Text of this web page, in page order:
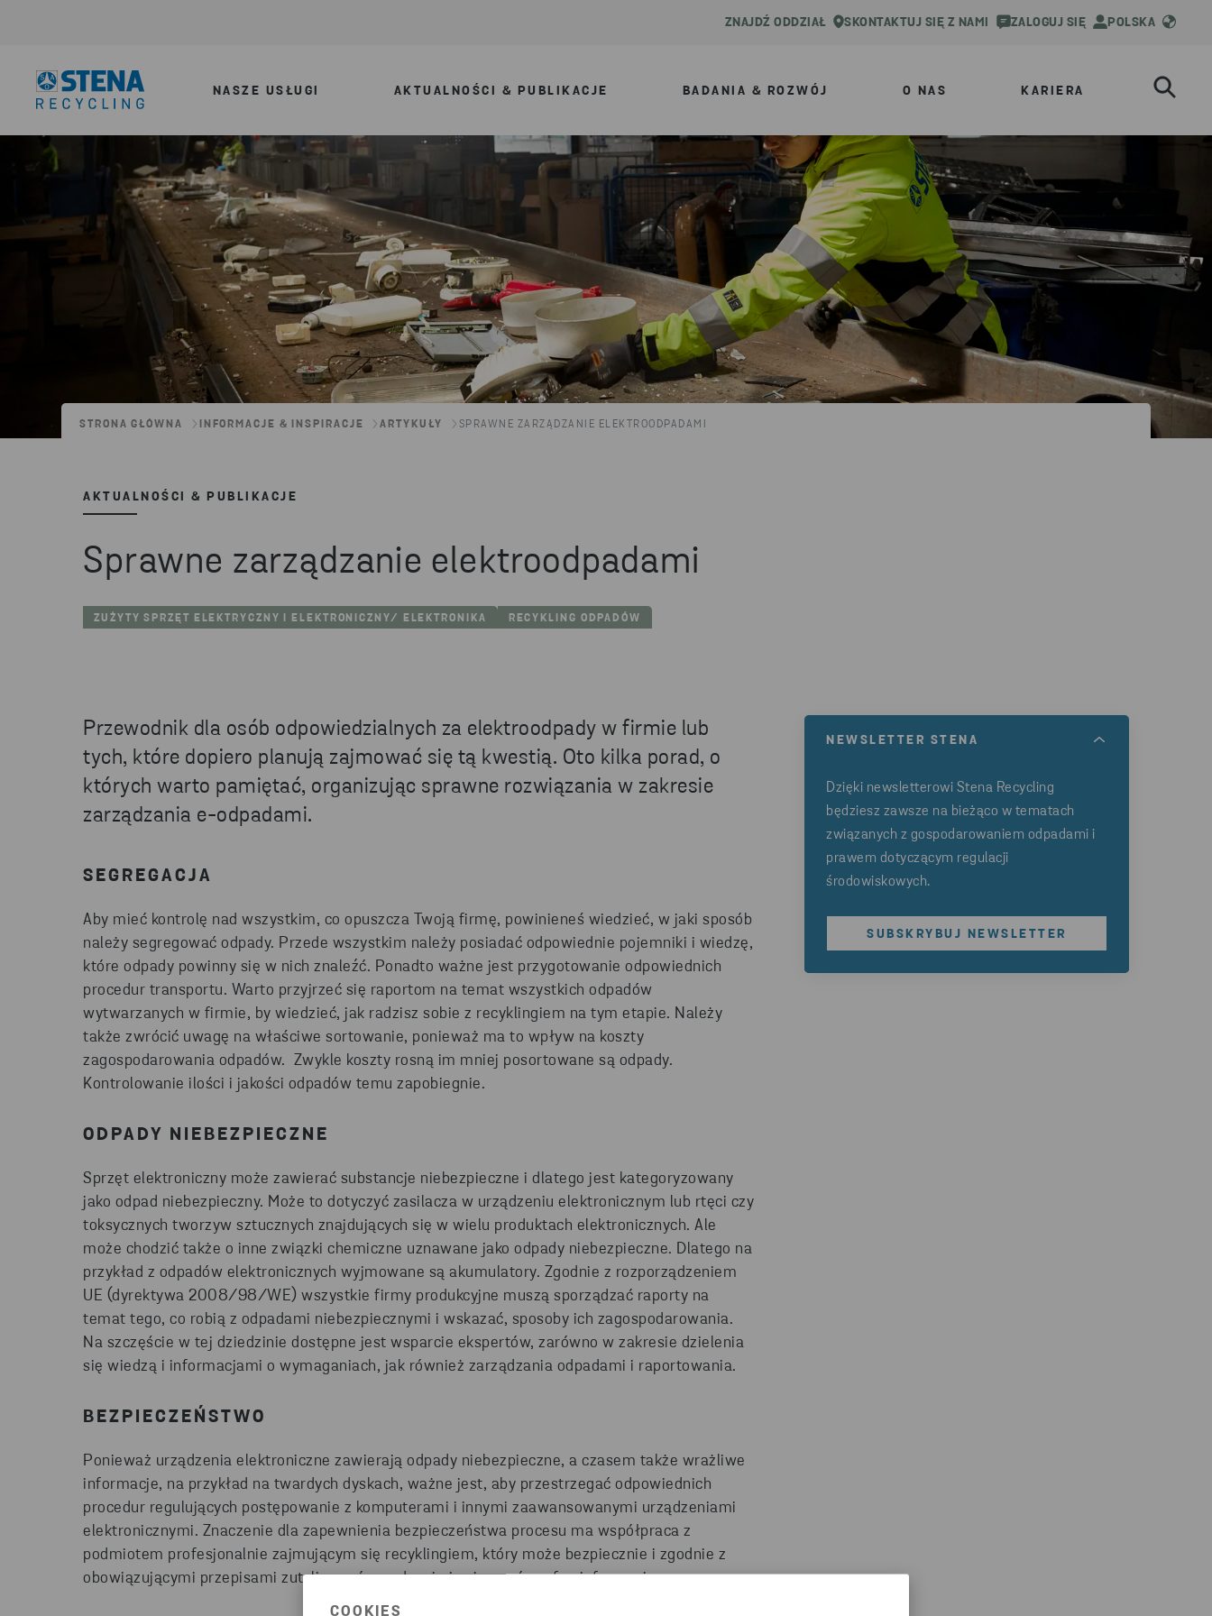
COOKIES
ZNAJDŹ ODDZIAŁ SKONTAKTUJ SIĘ Z NAMI ZALOGUJ SIĘ POLSKA
NASZE USŁUGI AKTUALNOŚCI & PUBLIKACJE BADANIA & ROZWÓJ O NAS KARIERA
STRONA GŁÓWNA INFORMACJE & INSPIRACJE ARTYKUŁY SPRAWNE ZARZĄDZANIE ELEKTROODPADAMI
AKTUALNOŚCI & PUBLIKACJE
Sprawne zarządzanie elektroodpadami
ZUŻYTY SPRZĘT ELEKTRYCZNY I ELEKTRONICZNY/ ELEKTRONIKA RECYKLING ODPADÓW
Przewodnik dla osób odpowiedzialnych za elektroodpady w firmie lub
tych, które dopiero planują zajmować się tą kwestią. Oto kilka porad, o
których warto pamiętać, organizując sprawne rozwiązania w zakresie
zarządzania e-odpadami.
SEGREGACJA
Aby mieć kontrolę nad wszystkim, co opuszcza Twoją firmę, powinieneś wiedzieć, w jaki sposób
należy segregować odpady. Przede wszystkim należy posiadać odpowiednie pojemniki i wiedzę,
które odpady powinny się w nich znaleźć. Ponadto ważne jest przygotowanie odpowiednich
procedur transportu. Warto przyjrzeć się raportom na temat wszystkich odpadów
wytwarzanych w firmie, by wiedzieć, jak radzisz sobie z recyklingiem na tym etapie. Należy
także zwrócić uwagę na właściwe sortowanie, ponieważ ma to wpływ na koszty
zagospodarowania odpadów. Zwykle koszty rosną im mniej posortowane są odpady.
Kontrolowanie ilości i jakości odpadów temu zapobiegnie.
ODPADY NIEBEZPIECZNE
Sprzęt elektroniczny może zawierać substancje niebezpieczne i dlatego jest kategoryzowany
jako odpad niebezpieczny. Może to dotyczyć zasilacza w urządzeniu elektronicznym lub rtęci czy
toksycznych tworzyw sztucznych znajdujących się w wielu produktach elektronicznych. Ale
może chodzić także o inne związki chemiczne uznawane jako odpady niebezpieczne. Dlatego na
przykład z odpadów elektronicznych wyjmowane są akumulatory. Zgodnie z rozporządzeniem
UE (dyrektywa 2008/98/WE) wszystkie firmy produkcyjne muszą sporządzać raporty na
temat tego, co robią z odpadami niebezpiecznymi i wskazać, sposoby ich zagospodarowania.
Na szczęście w tej dziedzinie dostępne jest wsparcie ekspertów, zarówno w zakresie dzielenia
się wiedzą i informacjami o wymaganiach, jak również zarządzania odpadami i raportowania.
BEZPIECZEŃSTWO
Ponieważ urządzenia elektroniczne zawierają odpady niebezpieczne, a czasem także wrażliwe
informacje, na przykład na twardych dyskach, ważne jest, aby przestrzegać odpowiednich
procedur regulujących postępowanie z komputerami i innymi zaawansowanymi urządzeniami
elektronicznymi. Znaczenie dla zapewnienia bezpieczeństwa procesu ma współpraca z
podmiotem profesjonalnie zajmującym się recyklingiem, który może bezpiecznie i zgodnie z
obowiązującymi przepisami zutylizować urządzenia i zniszczyć poufne informacje.
NEWSLETTER STENA
Dzięki newsletterowi Stena Recycling
będziesz zawsze na bieżąco w tematach
związanych z gospodarowaniem odpadami i
prawem dotyczącym regulacji
środowiskowych.
SUBSKRYBUJ NEWSLETTER